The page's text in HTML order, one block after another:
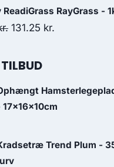
52.50 kr..
oprindelige
pris
135.00 kr..
aktuelle
ReadiGrass RayGrass -
Den
pris
151.25 kr..
131.25 kr.
131.25 kr..
Trend Plum -